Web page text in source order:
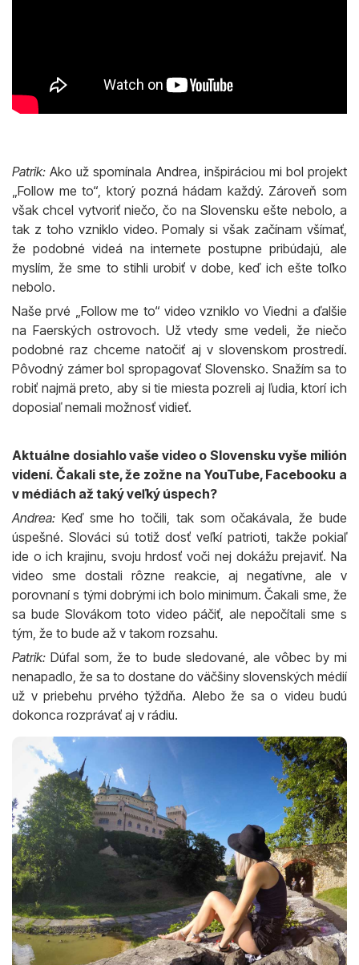
Patrik:Ako už spomínala Andrea, inšpiráciou mi bol projekt
„Follow me to“, ktorý pozná hádam každý. Zároveň som
však chcel vytvoriť niečo, čo na Slovensku ešte nebolo, a
tak z toho vzniklo video. Pomaly si však začínam všímať,
že podobné videá na internete postupne pribúdajú, ale
myslím, že sme to stihli urobiť v dobe, keď ich ešte toľko
nebolo.
Naše prvé „Follow me to“ video vzniklo vo Viedni a ďalšie
na Faerských ostrovoch. Už vtedy sme vedeli, že niečo
podobné raz chceme natočiť aj v slovenskom prostredí.
Pôvodný zámer bol spropagovať Slovensko. Snažím sa to
robiť najmä preto, aby si tie miesta pozreli aj ľudia, ktorí ich
doposiaľ nemali možnosť vidieť.
Aktuálne dosiahlo vaše video o Slovensku vyše milión
videní. Čakali ste, že zožne na YouTube, Facebooku a
v médiách až taký veľký úspech?
Andrea: Keď sme ho točili, tak som očakávala, že bude
úspešné. Slováci sú totiž dosť veľkí patrioti, takže pokiaľ
ide o ich krajinu, svoju hrdosť voči nej dokážu prejaviť. Na
video sme dostali rôzne reakcie, aj negatívne, ale v
porovnaní s tými dobrými ich bolo minimum. Čakali sme, že
sa bude Slovákom toto video páčiť, ale nepočítali sme s
tým, že to bude až v takom rozsahu.
Patrik:Dúfal som, že to bude sledované, ale vôbec by mi
nenapadlo, že sa to dostane do väčšiny slovenských médií
už v priebehu prvého týždňa. Alebo že sa o videu budú
dokonca rozprávať aj v rádiu.